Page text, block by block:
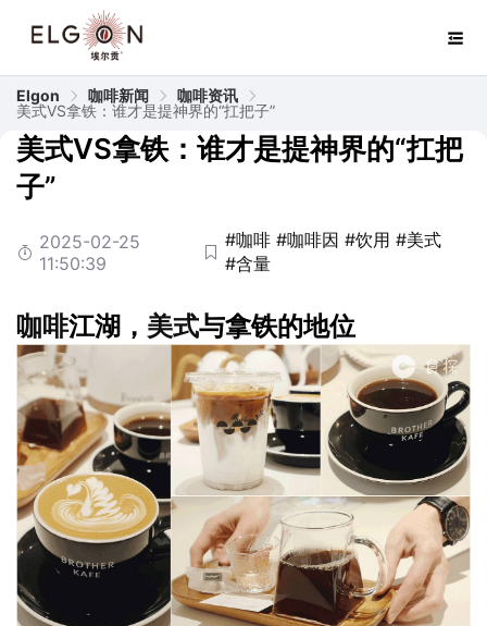
Elgon 咖啡新闻
咖啡资讯
美式VS拿铁：谁才是提神界的“扛把子”
美式VS拿铁：谁才是提神界的“扛把
子”
2025-02-25
11:50:39
#咖啡 #咖啡因 #饮用 #美式
#含量
咖啡江湖， 美式与拿铁的地位